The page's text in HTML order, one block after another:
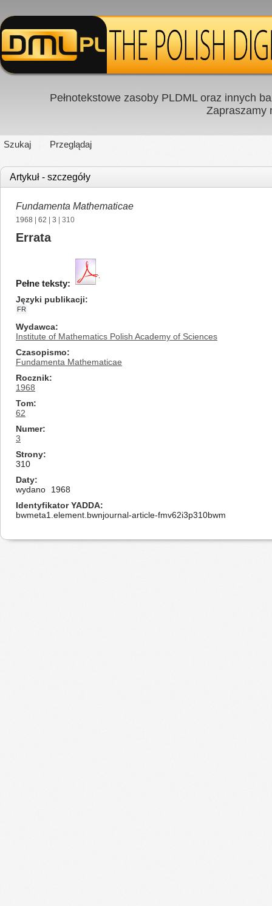
Pełnotekstowe zasoby PLDML oraz innych
Zapraszamy
Szukaj Przeglądaj
Artykuł - szczegóły
Fundamenta Mathematicae
1968 62 3 | 310
Errata
Pełne teksty:
Języki publikacji
FR
Wydawca
Institute of Mathematics Polish Academy of Sciences
Czasopismo
Fundamenta Mathematicae
Rocznik
1968
Tom
62
Numer
3
Strony
310
Daty
wydano
1968
Identyfikator YADDA
bwmeta1.element.bwnjournal-article-fmv62i3p310bwm